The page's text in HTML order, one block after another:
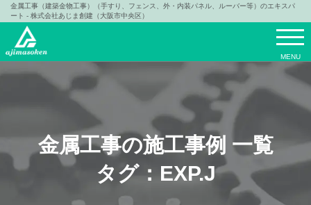
金属工事（建築金物工事）（手すり、フェンス、外・内装パネル、ルーバー等）のエキスパ
ート - 株式会社あじま創建（大阪市中央区）
MENU
金属工事の施工事例 一覧
タグ：EXP.J